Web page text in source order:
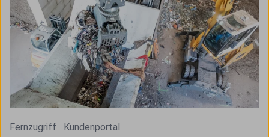
Fernzugriff Kundenportal